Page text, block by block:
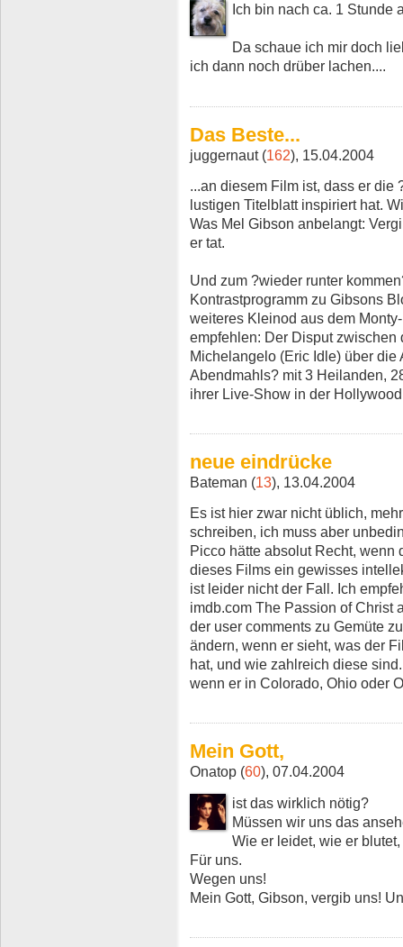
Ich bin nach ca. 1 Stunde
Da schaue ich mir doch
ich dann noch drüber lachen....
Das Beste...
juggernaut (162), 15.04.2004
...an diesem Film ist, dass er die
lustigen Titelblatt inspiriert hat.
Was Mel Gibson anbelangt:
er tat.
Und zum ?wieder runter
Kontrastprogramm zu Gibsons
weiteres Kleinod aus dem
empfehlen: Der Disput
Michelangelo (Eric Idle) über die
Abendmahls? mit 3 Heilanden,
ihrer Live-Show in der
neue eindrücke
Bateman (13), 13.04.2004
Es ist hier zwar nicht üblich,
schreiben, ich muss aber
Picco hätte absolut Recht,
dieses Films ein gewisses
ist leider nicht der Fall. Ich
imdb.com The Passion of Christ
der user comments zu Gemüte
ändern, wenn er sieht, was der
hat, und wie zahlreich diese
wenn er in Colorado, Ohio oder
Mein Gott,
Onatop (60), 07.04.2004
ist das wirklich nötig?
Müssen wir uns das
Wie er leidet, wie er
Für uns.
Wegen uns!
Mein Gott, Gibson, vergib uns!